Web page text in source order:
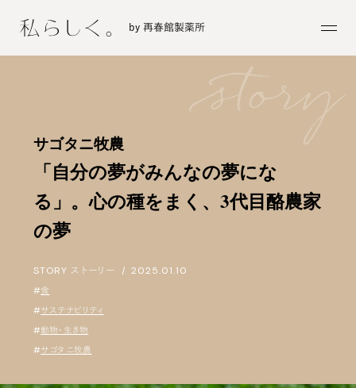
by 再春館製薬所
サゴタニ牧農
「自分の夢がみんなの夢にな
る」。心の種をまく、3代目酪農家
の夢
STORY ストーリー | 2025.01.10
#食
#サステナビリティ
#動物・生き物
#サゴタニ牧農